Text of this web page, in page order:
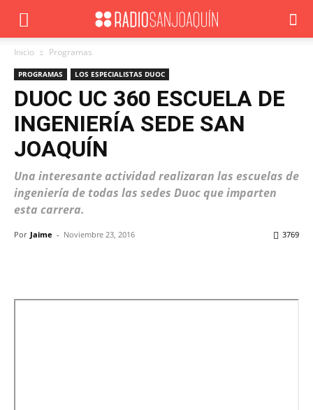
Inicio Programas
PROGRAMAS LOS ESPECIALISTAS DUOC
DUOC UC 360 ESCUELA DE
INGENIERÍA SEDE SAN
JOAQUÍN
Una interesante actividad realizaran las escuelas de
ingeniería de todas las sedes Duoc que imparten
esta carrera.
Por Jaime - Noviembre 23, 2016 3769